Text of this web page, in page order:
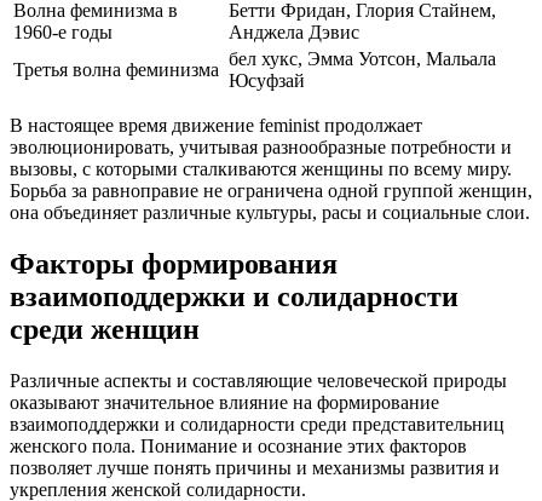
Волна феминизма в
1960-е годы
Бетти Фридан, Глория Стайнем,
Анджела Дэвис
Третья волна феминизма
бел хукс, Эмма Уотсон, Мальала
Юсуфзай
В настоящее время движение feminist продолжает
эволюционировать, учитывая разнообразные потребности и
вызовы, с которыми сталкиваются женщины по всему миру.
Борьба за равноправие не ограничена одной группой женщин,
она объединяет различные культуры, расы и социальные слои.
Факторы формирования
взаимоподдержки и солидарности
среди женщин
Различные аспекты и составляющие человеческой природы
оказывают значительное влияние на формирование
взаимоподдержки и солидарности среди представительниц
женского пола. Понимание и осознание этих факторов
позволяет лучше понять причины и механизмы развития и
укрепления женской солидарности.